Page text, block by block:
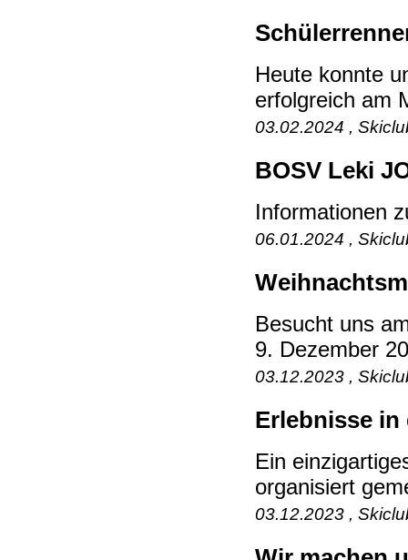
Heute konnte
erfolgreich am
03.02.2024 ,
BOSV Leki
Informationen
06.01.2024 ,
Besucht uns
9. Dezember
03.12.2023 ,
Erlebnisse in
Ein
organisiert
03.12.2023 ,